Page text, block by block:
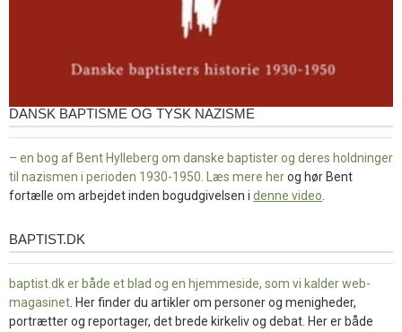
DANSK BAPTISME OG TYSK NAZISME
– en bog af Bent Hylleberg om danske baptister og deres holdninger
til nazismen i perioden 1930-1950. Læs mere herog hør Bent
fortælle om arbejdet inden bogudgivelsen i denne video
baptist.dk
BAPTIST.DK
baptist.dk er både et blad og en hjemmeside, som vi kalder web-
magasinet . Her finder du artikler om personer og menigheder,
portrætter og reportager, det brede kirkeliv og debat. Her er både